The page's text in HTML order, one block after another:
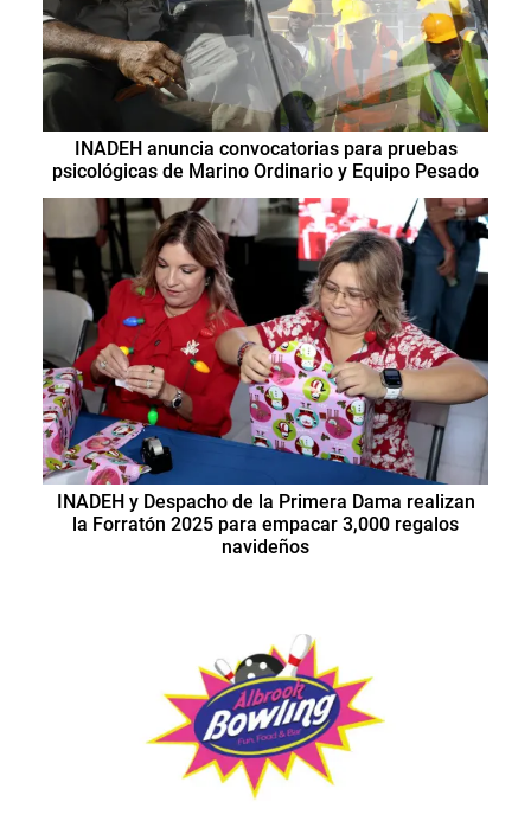
INADEH anuncia convocatorias para pruebas
psicológicas de Marino Ordinario y Equipo Pesado
INADEH y Despacho de la Primera Dama realizan
la Forratón 2025 para empacar 3,000 regalos
navideños